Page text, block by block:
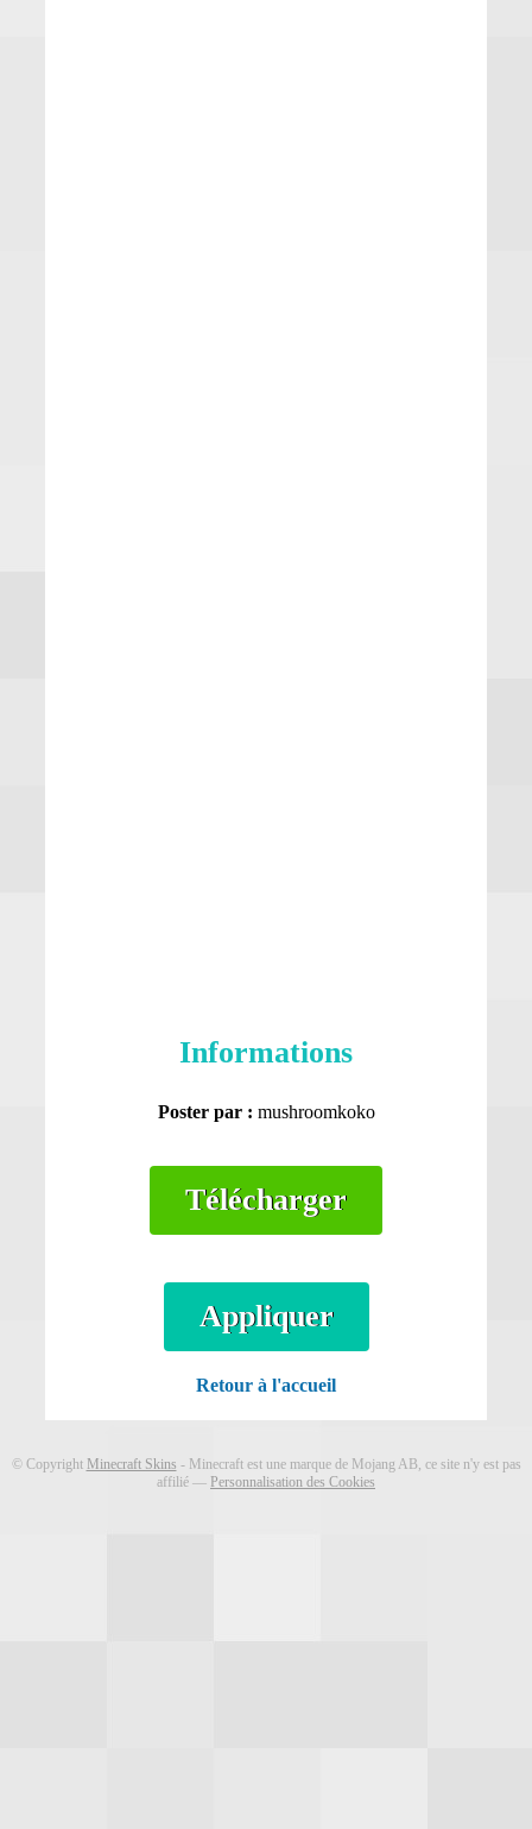
Informations
Poster par : mushroomkoko